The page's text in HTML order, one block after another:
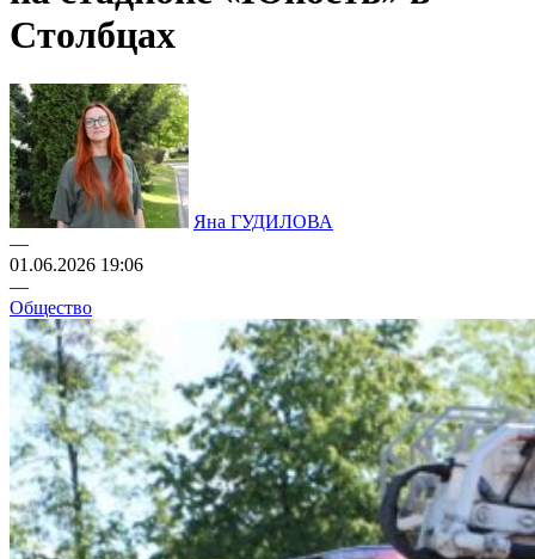
Столбцах
Яна ГУДИЛОВА
—
01.06.2026 19:06
—
Общество